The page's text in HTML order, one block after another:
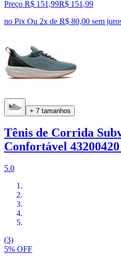
Preço R$ 151,99R$ 151 ,99
no Pix Ou 2x de R$ 80,00 sem
+ 7 tamanhos
Tênis de Corrida
Confortável
5.0
(3)
5% OFF